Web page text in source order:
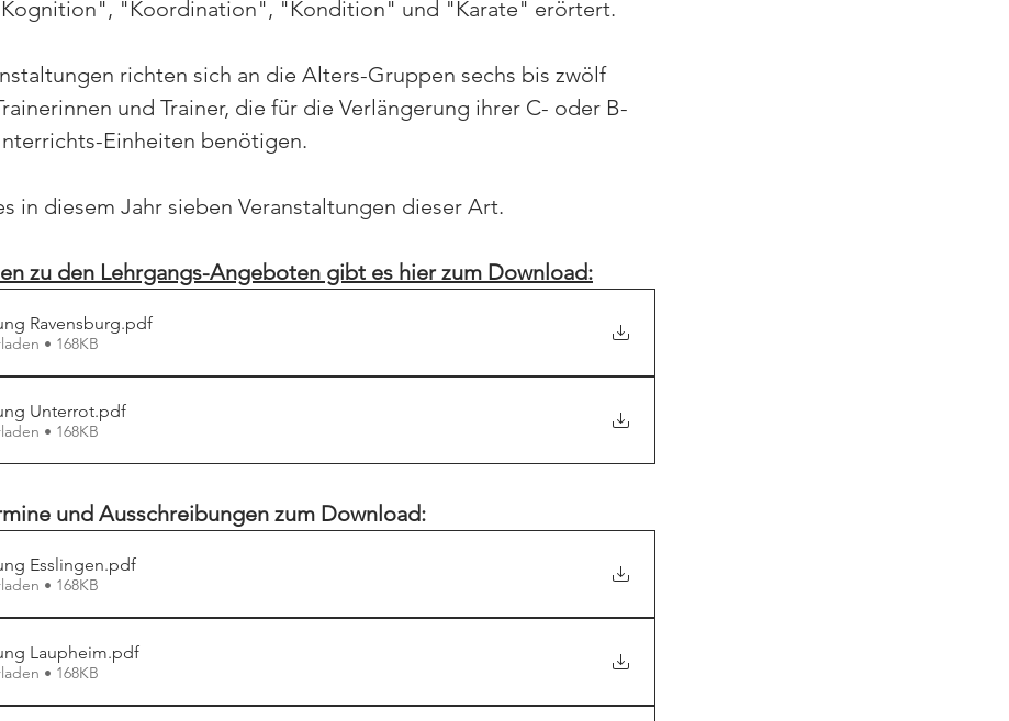
"Koordination", "Kondition" und "Karate" erörtert.
richten sich an die Alters-Gruppen sechs bis zwölf
und Trainer, die für die Verlängerung ihrer C- oder B-
Einheiten benötigen.
in diesem Jahr sieben Veranstaltungen dieser Art.
zu den Lehrgangs-Angeboten gibt es hier zum Download:
Ravensburg.pdf
• 168KB
Unterrot.pdf
• 168KB
und Ausschreibungen zum Download:
Esslingen.pdf
• 168KB
Laupheim.pdf
• 168KB